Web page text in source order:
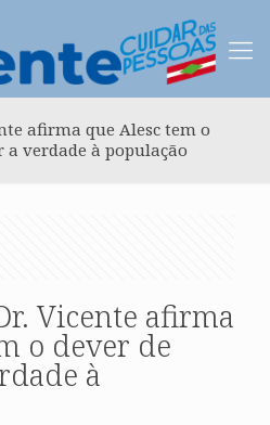
afirma que Alesc tem o
verdade à população
Vicente afirma
o dever de
à